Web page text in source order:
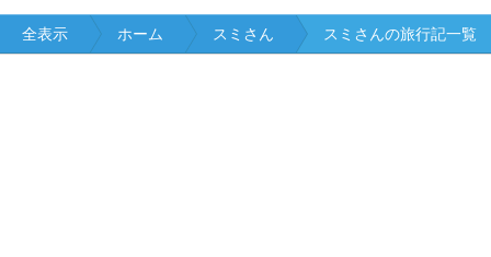
全表示 ホーム スミさん スミさんの旅行記一覧